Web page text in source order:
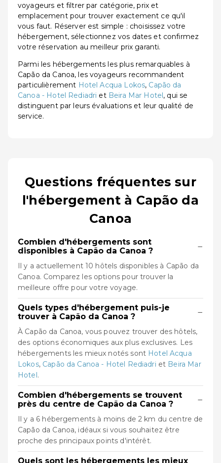
voyageurs et filtrer par catégorie, prix et
emplacement pour trouver exactement ce qu'il
vous faut. Réserver est simple : choisissez votre
hébergement, sélectionnez vos dates et confirmez
votre réservation au meilleur prix garanti.
Parmi les hébergements les plus remarquables à
Capão da Canoa, les voyageurs recommandent
particulièrement Hotel Acqua Lokos, Capão da
Canoa - Hotel Rediadri et Beira Mar Hotel, qui se
distinguent par leurs évaluations et leur qualité de
service.
Questions fréquentes sur
l'hébergement à Capão da
Canoa
Combien d'hébergements sont
disponibles à Capão da Canoa ?
−
Il y a actuellement 10 hôtels disponibles à Capão da
Canoa. Comparez les options pour trouver la
meilleure offre pour votre voyage.
Quels types d'hébergement puis-je
trouver à Capão da Canoa ?
−
À Capão da Canoa, vous pouvez trouver des hôtels,
des options économiques aux plus exclusives. Les
hébergements les mieux notés sont Hotel Acqua
Lokos, Capão da Canoa - Hotel Rediadri et Beira Mar
Hotel.
Combien d'hébergements se trouvent
près du centre de Capão da Canoa ?
−
Il y a 6 hébergements à moins de 2 km du centre de
Capão da Canoa, idéaux si vous souhaitez être
proche des principaux points d'intérêt.
Quels sont les hébergements les mieux